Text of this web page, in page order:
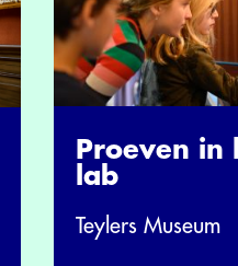
Proeven in
lab
Teylers Museum